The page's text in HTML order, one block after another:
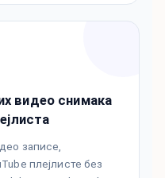
видео снимака
записе,
плејлисте без